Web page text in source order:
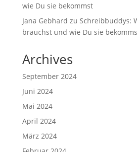
wie Du sie bekommst
Jana Gebhard zu Schreibbuddys:
brauchst und wie Du sie
Archives
September 2024
Juni 2024
Mai 2024
April 2024
März 2024